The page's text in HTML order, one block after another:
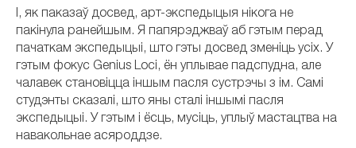
І, як паказаў досвед, арт-экспедыцыя нікога не
пакінула ранейшым. Я папярэджваў аб гэтым перад
пачаткам экспедыцыі, што гэты досвед зменіць усіх. У
гэтым фокус Genius Loci, ён уплывае падспудна, але
чалавек становіцца іншым пасля сустрэчы з ім. Самі
студэнты сказалі, што яны сталі іншымі пасля
экспедыцыі. У гэтым і ёсць, мусіць, уплыў мастацтва на
навакольнае асяроддзе.